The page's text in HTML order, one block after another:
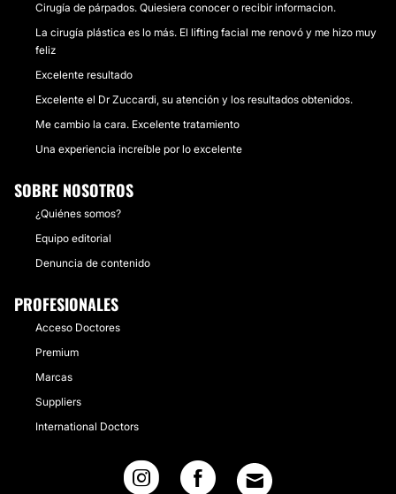
Cirugía de párpados. Quiesiera conocer o recibir informacion.
La cirugía plástica es lo más. El lifting facial me renovó y me hizo muy
feliz
Excelente resultado
Excelente el Dr Zuccardi, su atención y los resultados obtenidos.
Me cambio la cara. Excelente tratamiento
Una experiencia increíble por lo excelente
SOBRE NOSOTROS
¿Quiénes somos?
Equipo editorial
Denuncia de contenido
PROFESIONALES
Acceso Doctores
Premium
Marcas
Suppliers
International Doctors